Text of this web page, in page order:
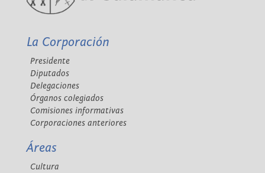
La Corporación
Presidente
Diputados
Delegaciones
Órganos colegiados
Comisiones informativas
Corporaciones anteriores
Áreas
Cultura